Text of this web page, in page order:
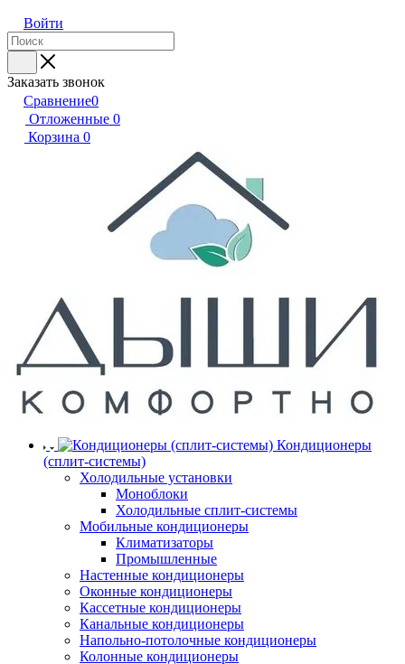
Войти
Заказать звонок
Сравнение0
Отложенные 0
Корзина 0
Кондиционеры
(сплит-системы)
Холодильные установки
Моноблоки
Холодильные сплит-системы
Мобильные кондиционеры
Климатизаторы
Промышленные
Настенные кондиционеры
Оконные кондиционеры
Кассетные кондиционеры
Канальные кондиционеры
Напольно-потолочные кондиционеры
Колонные кондиционеры